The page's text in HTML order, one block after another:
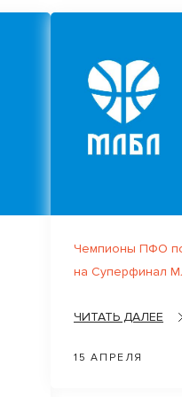
Чемпионы ПФО
на Суперфинал
ЧИТАТЬ ДАЛЕЕ
15 АПРЕЛЯ